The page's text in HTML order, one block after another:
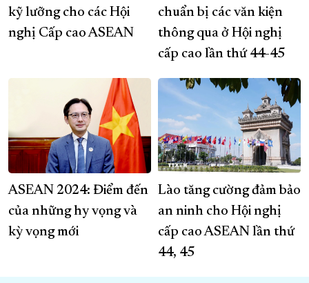
kỹ lưỡng cho các Hội
nghị Cấp cao ASEAN
chuẩn bị các văn kiện
thông qua ở Hội nghị
cấp cao lần thứ 44-45
ASEAN 2024: Điểm đến
của những hy vọng và
kỳ vọng mới
Lào tăng cường đảm bảo
an ninh cho Hội nghị
cấp cao ASEAN lần thứ
44, 45